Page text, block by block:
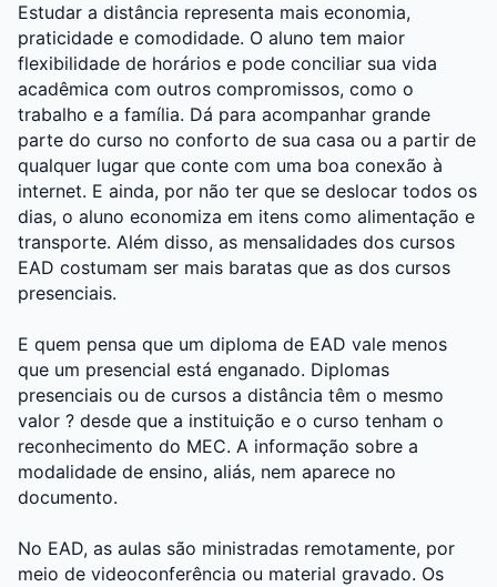
Estudar a distância representa mais economia,
praticidade e comodidade. O aluno tem maior
flexibilidade de horários e pode conciliar sua vida
acadêmica com outros compromissos, como o
trabalho e a família. Dá para acompanhar grande
parte do curso no conforto de sua casa ou a partir de
qualquer lugar que conte com uma boa conexão à
internet. E ainda, por não ter que se deslocar todos os
dias, o aluno economiza em itens como alimentação e
transporte. Além disso, as mensalidades dos cursos
EAD costumam ser mais baratas que as dos cursos
presenciais.
E quem pensa que um diploma de EAD vale menos
que um presencial está enganado. Diplomas
presenciais ou de cursos a distância têm o mesmo
valor ? desde que a instituição e o curso tenham o
reconhecimento do MEC. A informação sobre a
modalidade de ensino, aliás, nem aparece no
documento.
No EAD, as aulas são ministradas remotamente, por
meio de videoconferência ou material gravado. Os